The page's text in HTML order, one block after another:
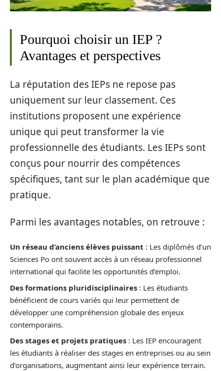
Pourquoi choisir un IEP ?
Avantages et perspectives
La réputation des IEPs ne repose pas
uniquement sur leur classement. Ces
institutions proposent une expérience
unique qui peut transformer la vie
professionnelle des étudiants. Les IEPs sont
conçus pour nourrir des compétences
spécifiques, tant sur le plan académique que
pratique.
Parmi les avantages notables, on retrouve :
Un réseau d’anciens élèves puissant : Les diplômés d’un
Sciences Po ont souvent accès à un réseau professionnel
international qui facilite les opportunités d’emploi.
Des formations pluridisciplinaires : Les étudiants
bénéficient de cours variés qui leur permettent de
développer une compréhension globale des enjeux
contemporains.
Des stages et projets pratiques : Les IEP encouragent
les étudiants à réaliser des stages en entreprises ou au sein
d’organisations, augmentant ainsi leur expérience terrain.